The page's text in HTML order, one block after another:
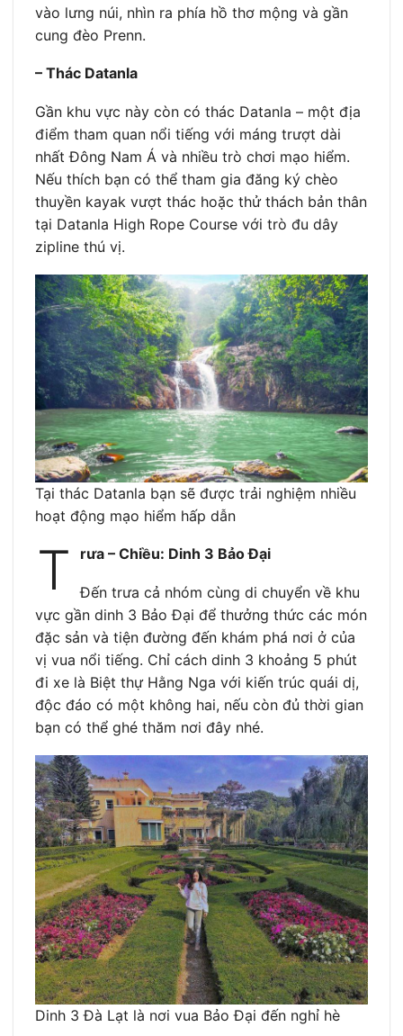
vào lưng núi, nhìn ra phía hồ thơ mộng và gần
cung đèo Prenn.
– Thác Datanla
Gần khu vực này còn có thác Datanla – một địa
điểm tham quan nổi tiếng với máng trượt dài
nhất Đông Nam Á và nhiều trò chơi mạo hiểm.
Nếu thích bạn có thể tham gia đăng ký chèo
thuyền kayak vượt thác hoặc thử thách bản thân
tại Datanla High Rope Course với trò đu dây
zipline thú vị.
Tại thác Datanla bạn sẽ được trải nghiệm nhiều
hoạt động mạo hiểm hấp dẫn
T rưa – Chiều: Dinh 3 Bảo Đại
Đến trưa cả nhóm cùng di chuyển về khu
vực gần dinh 3 Bảo Đại để thưởng thức các món
đặc sản và tiện đường đến khám phá nơi ở của
vị vua nổi tiếng. Chỉ cách dinh 3 khoảng 5 phút
đi xe là Biệt thự Hằng Nga với kiến trúc quái dị,
độc đáo có một không hai, nếu còn đủ thời gian
bạn có thể ghé thăm nơi đây nhé.
Dinh 3 Đà Lạt là nơi vua Bảo Đại đến nghỉ hè